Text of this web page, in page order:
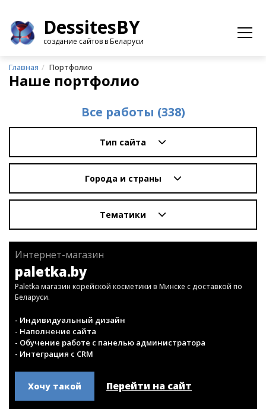
DessitesBY
создание сайтов в Беларуси
+375 (29) 331-55-55
Viber
Получить расчет за 15 мин
Портфолио
Наше портфолио
Все работы (338)
Тип сайта
Города и страны
Интернет-магазин
paletka.by
Paletka магазин корейской косметики в Минске с доставкой по
Беларуси.
- Индивидуальный дизайн
- Наполнение сайта
- Обучение работе с панелью администратора
- Интеграция с CRM